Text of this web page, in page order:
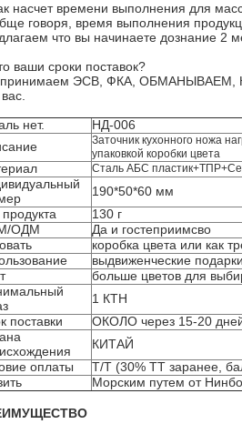
насчет времени выполнения для
говоря, время выполнения
что вы начинаете дознание 2
ваши сроки поставок?
ЭСВ, ФКА, ОБМАНЫВАЕМ,
нет.
НД-006
Заточник кухонного ножа
упаковкой коробки цвета
Сталь АБС
190*50*60 мм
130 г
ОДМ
Да и гостеприимсво
коробка цвета или как
выдвиженческие
больше цветов для
1 КТН
поставки
ОКОЛО через 15-20 дней
КИТАЙ
оплаты
Т/Т (30% ТТ заранее,
Морским путем от